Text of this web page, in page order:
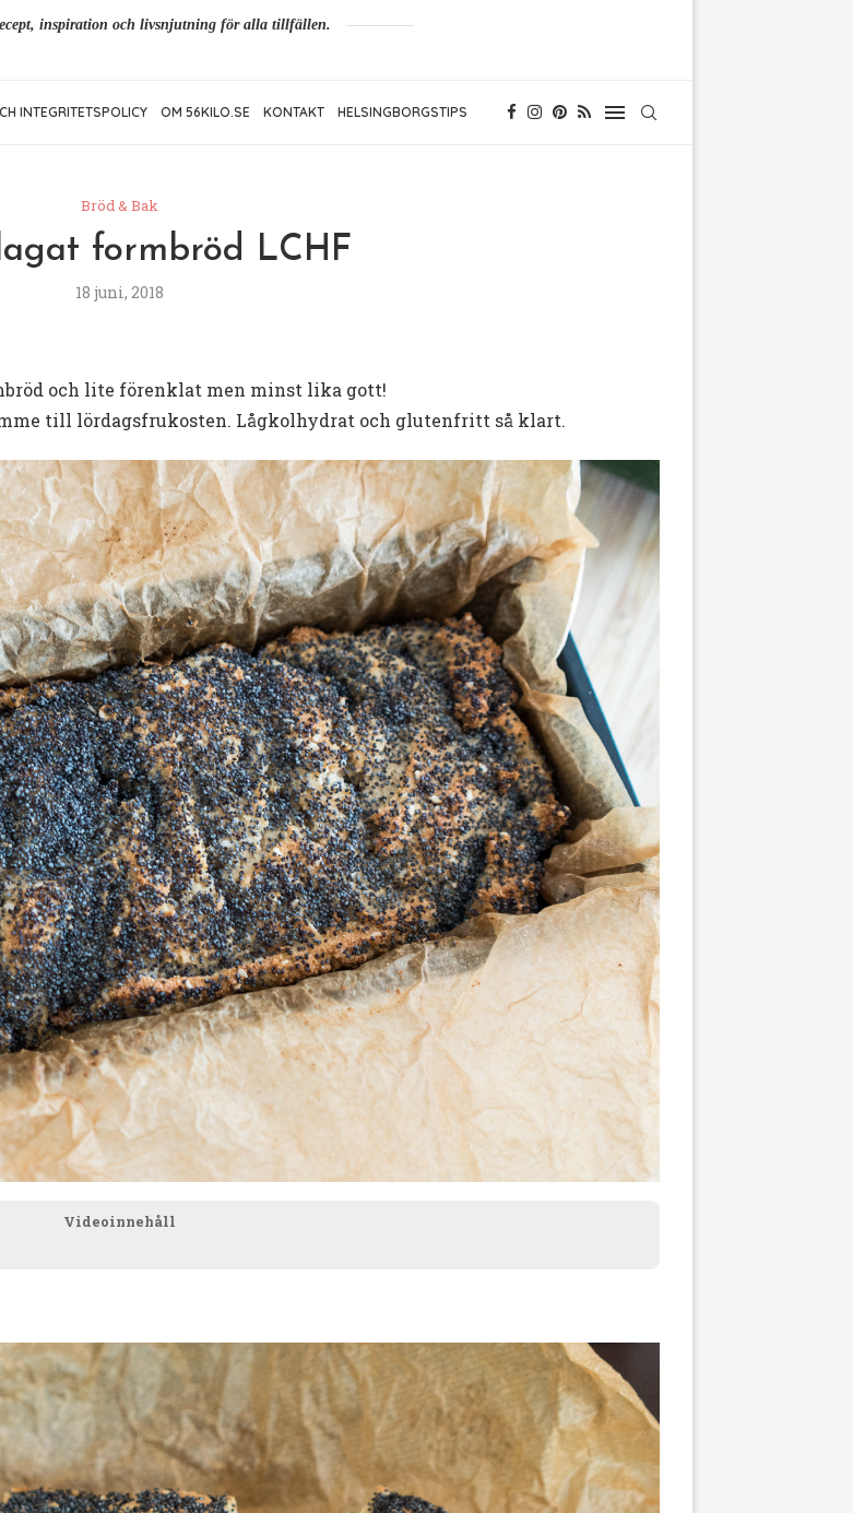
inspiration och livsnjutning för alla tillfällen.
INTEGRITETSPOLICY OM 56KILO.SE KONTAKT HELSINGBORGSTIPS
Bröd & Bak
formbröd LCHF
18 juni, 2018
och lite förenklat men minst lika gott!
till lördagsfrukosten. Lågkolhydrat och glutenfritt så klart.
Videoinnehåll